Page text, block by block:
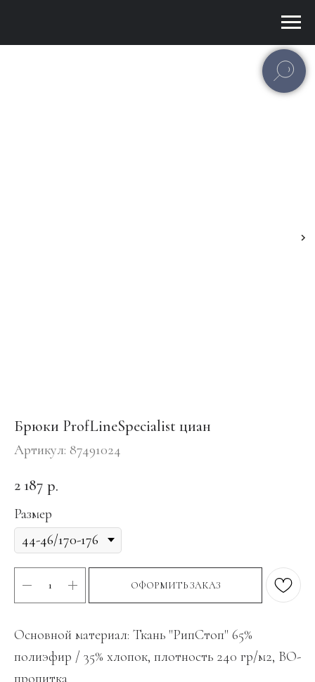
Брюки ProfLineSpecialist циан
Артикул: 87491024
2 187 р.
Размер
ОФОРМИТЬ ЗАКАЗ
Основной материал: Ткань "РипСтоп" 65%
полиэфир / 35% хлопок, плотность 240 гр/м2, ВО-
пропитка